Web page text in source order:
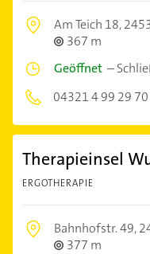
Am Teich 18,
367 m
Geöffnet –
04321 4 99 29 70
Therapieinsel
ERGOTHERAPIE
Bahnhofstr. 49,
377 m